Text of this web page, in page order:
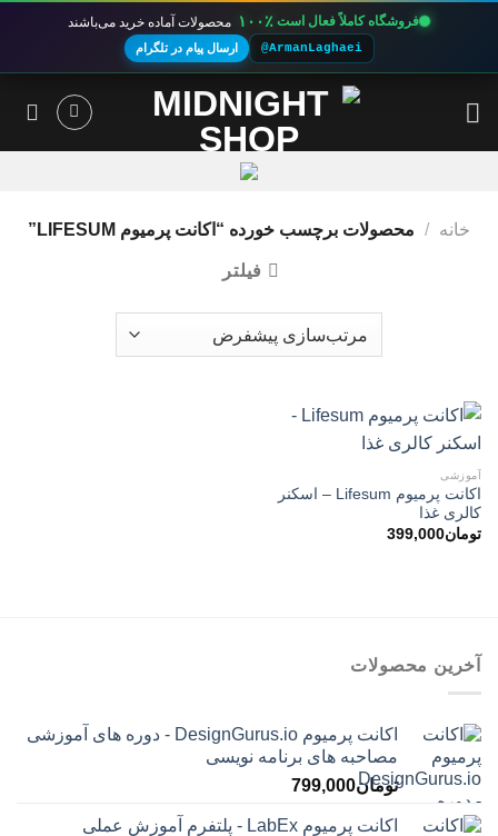
فروشگاه کاملاً فعال است ۱۰۰٪ محصولات آماده خرید می‌باشند
@ArmanLaghaei ارسال پیام در تلگرام
خانه / محصولات برچسب خورده “اکانت پرمیوم LIFESUM”
فیلتر
آموزشی
اکانت پرمیوم Lifesum – اسکنر
کالری غذا
تومان399,000
آخرین محصولات
اکانت پرمیوم DesignGurus.io - دوره ‌های آموزشی
مصاحبه ‌های برنامه نویسی
تومان799,000
اکانت پرمیوم LabEx - پلتفرم آموزش عملی